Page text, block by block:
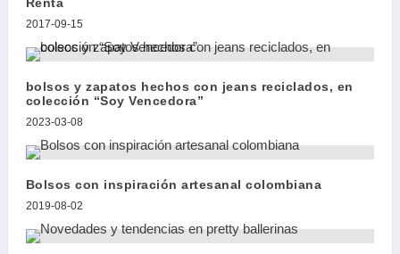
2017-09-15
bolsos y zapatos hechos con jeans reciclados, en
colección “Soy Vencedora”
2023-03-08
Bolsos con inspiración artesanal colombiana
2019-08-02